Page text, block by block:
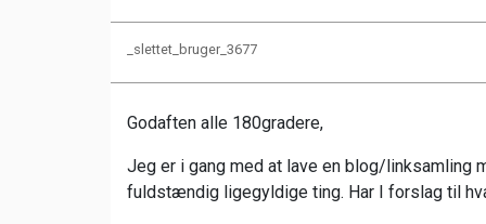
_slettet_bruger_3677
Godaften alle 180gradere,
Jeg er i gang med at lave en blog/linksamling
fuldstændig ligegyldige ting. Har I forslag til